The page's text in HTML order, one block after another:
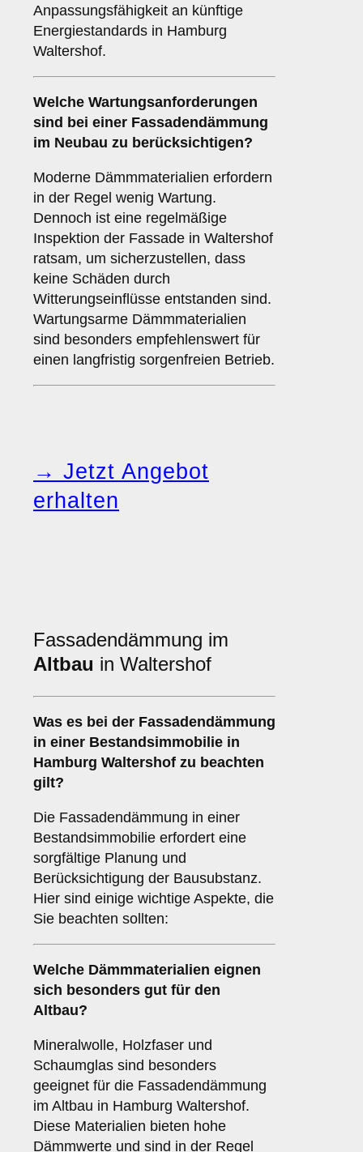
Anpassungsfähigkeit an künftige
Energiestandards in Hamburg
Waltershof.
Welche Wartungsanforderungen
sind bei einer Fassadendämmung
im Neubau zu berücksichtigen?
Moderne Dämmmaterialien erfordern
in der Regel wenig Wartung.
Dennoch ist eine regelmäßige
Inspektion der Fassade in Waltershof
ratsam, um sicherzustellen, dass
keine Schäden durch
Witterungseinflüsse entstanden sind.
Wartungsarme Dämmmaterialien
sind besonders empfehlenswert für
einen langfristig sorgenfreien Betrieb.
→ Jetzt Angebot
erhalten
Fassadendämmung im
Altbau in Waltershof
Was es bei der Fassadendämmung
in einer Bestandsimmobilie in
Hamburg Waltershof zu beachten
gilt?
Die Fassadendämmung in einer
Bestandsimmobilie erfordert eine
sorgfältige Planung und
Berücksichtigung der Bausubstanz.
Hier sind einige wichtige Aspekte, die
Sie beachten sollten:
Welche Dämmmaterialien eignen
sich besonders gut für den
Altbau?
Mineralwolle, Holzfaser und
Schaumglas sind besonders
geeignet für die Fassadendämmung
im Altbau in Hamburg Waltershof.
Diese Materialien bieten hohe
Dämmwerte und sind in der Regel